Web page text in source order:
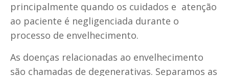
principalmente quando os cuidados e atenção
ao paciente é negligenciada durante o
processo de envelhecimento.
As doenças relacionadas ao envelhecimento
são chamadas de degenerativas. Separamos as